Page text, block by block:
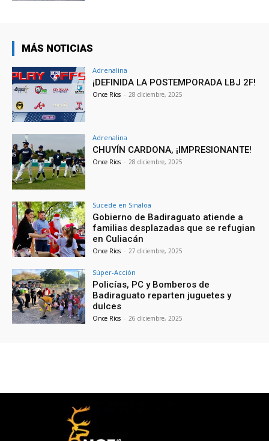
MÁS NOTICIAS
Adrenalina
¡DEFINIDA LA POSTEMPORADA LBJ 2F!
Once Ríos - 28 diciembre, 2025
Adrenalina
CHUYÍN CARDONA, ¡IMPRESIONANTE!
Once Ríos - 28 diciembre, 2025
Sucede en Sinaloa
Gobierno de Badiraguato atiende a
familias desplazadas que se refugian
en Culiacán
Once Ríos - 27 diciembre, 2025
Súper-Acción
Policías, PC y Bomberos de
Badiraguato reparten juguetes y
dulces
Once Ríos - 26 diciembre, 2025